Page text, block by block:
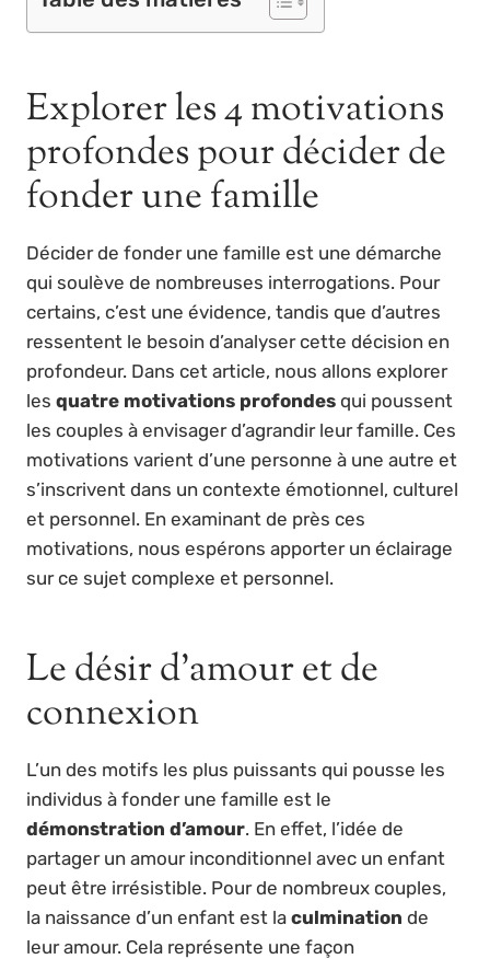
Explorer les 4 motivations
profondes pour décider de
fonder une famille
Décider de fonder une famille est une démarche
qui soulève de nombreuses interrogations. Pour
certains, c’est une évidence, tandis que d’autres
ressentent le besoin d’analyser cette décision en
profondeur. Dans cet article, nous allons explorer
les quatre motivations profondes qui poussent
les couples à envisager d’agrandir leur famille. Ces
motivations varient d’une personne à une autre et
s’inscrivent dans un contexte émotionnel, culturel
et personnel. En examinant de près ces
motivations, nous espérons apporter un éclairage
sur ce sujet complexe et personnel.
Le désir d’amour et de
connexion
L’un des motifs les plus puissants qui pousse les
individus à fonder une famille est le
démonstration d’amour. En effet, l’idée de
partager un amour inconditionnel avec un enfant
peut être irrésistible. Pour de nombreux couples,
la naissance d’un enfant est la culmination de
leur amour. Cela représente une façon